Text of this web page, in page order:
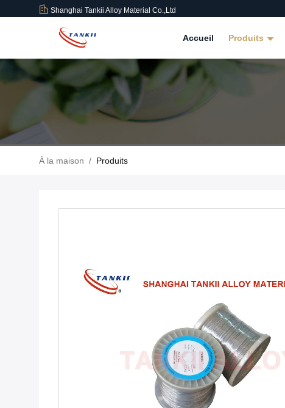
Shanghai Tankii Alloy Material Co.,Ltd
Accueil Produits
À la maison / Produits